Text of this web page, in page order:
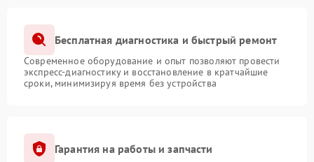
Бесплатная диагностика и быстрый ремонт
Современное оборудование и опыт позволяют провести
экспресс-диагностику и восстановление в кратчайшие
сроки, минимизируя время без устройства
Гарантия на работы и запчасти